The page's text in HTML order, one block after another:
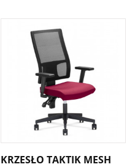
KRZESŁO TAKTIK MESH